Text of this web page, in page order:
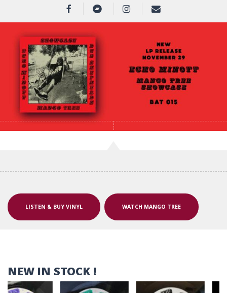
Précédent Suivant
LISTEN & BUY VINYL WATCH MANGO TREE
NEW IN STOCK !